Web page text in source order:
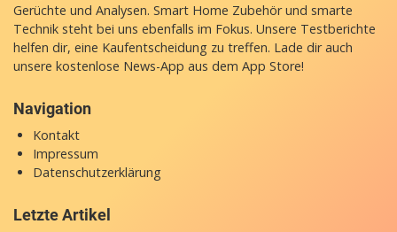
Gerüchte und Analysen. Smart Home Zubehör und smarte
Technik steht bei uns ebenfalls im Fokus. Unsere Testberichte
helfen dir, eine Kaufentscheidung zu treffen. Lade dir auch
unsere kostenlose News-App aus dem App Store!
Navigation
Kontakt
Impressum
Datenschutzerklärung
Letzte Artikel